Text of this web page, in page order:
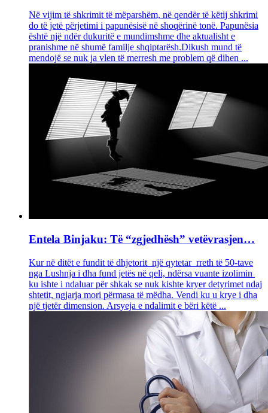
Në vijim të shkrimit të mëparshëm, në qendër të këtij shkrimi
do të jetë përjetimi i papunësisë në shoqërinë tonë. Papunësia
është një ndër dukuritë e mundimshme dhe aktualisht e
pranishme në shumë familje shqiptarësh.Dikush mund të
mendojë se nuk ja vlen të merresh me problem që dihen ...
Entela Binjaku: Të “zgjedhësh” vetëvrasjen…
Kur në ditët e fundit të dhjetorit një qytetar rreth të 50-tave
nga Lushnja i dha fund jetës në qeli, ndërsa vuante izolimin
ku ishte i ndaluar për shkak se nuk kishte kryer detyrimet ndaj
shtetit, ngjarja mori përmasa të mëdha. Vendi ku u krye i dha
një tjetër dimension. Arsyeja e ndalimit e bëri këtë ...